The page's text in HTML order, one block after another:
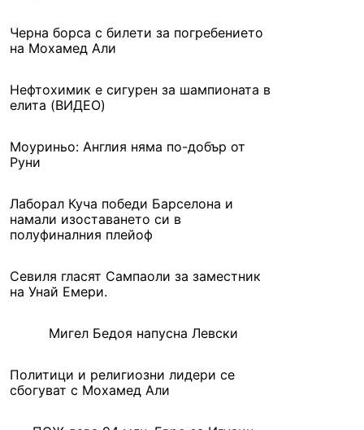
Черна борса с билети за погребението
на Мохамед Али
Нефтохимик е сигурен за шампионата в
елита (ВИДЕО)
Моуриньо: Англия няма по-добър от
Руни
Лаборал Куча победи Барселона и
намали изоставането си в
полуфиналния плейоф
Севиля гласят Сампаоли за заместник
на Унай Емери.
Мигел Бедоя напусна Левски
Политици и религиозни лидери се
сбогуват с Мохамед Али